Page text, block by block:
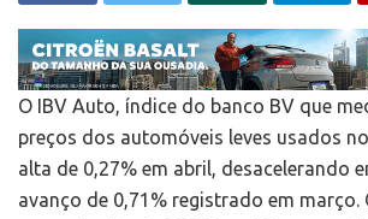
O IBV Auto, índice do banco BV que
preços dos automóveis leves usados
alta de 0,27% em abril, desacelerando
avanço de 0,71% registrado em março.